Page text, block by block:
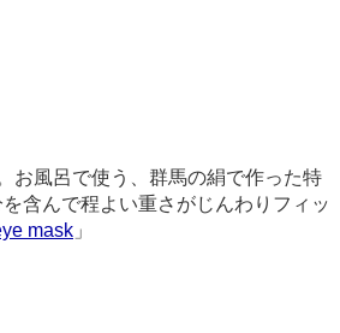
お風呂で使う、群馬の絹で作った特
含んで程よい重さがじんわりフィッ
mask 」